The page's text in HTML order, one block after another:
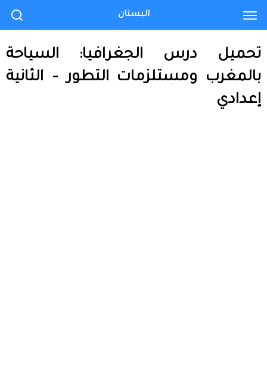
تحميل درس الجغرافيا: السياحة
بالمغرب ومستلزمات التطور – الثانية
إعدادي
البستان